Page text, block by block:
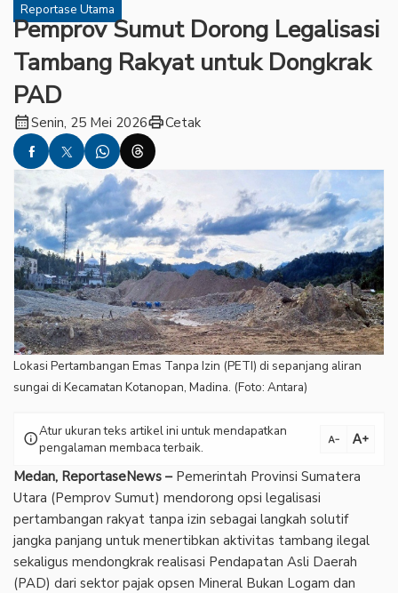
Reportase Utama
Pemprov Sumut Dorong Legalisasi
Tambang Rakyat untuk Dongkrak
PAD
calendar_monthSenin, 25 Mei 2026printCetak
Lokasi Pertambangan Emas Tanpa Izin (PETI) di sepanjang aliran
sungai di Kecamatan Kotanopan, Madina. (Foto: Antara)
infoAtur ukuran teks artikel ini untuk mendapatkan
pengalaman membaca terbaik.
text_decrease text_increase
Medan, ReportaseNews – Pemerintah Provinsi Sumatera
Utara (Pemprov Sumut) mendorong opsi legalisasi
pertambangan rakyat tanpa izin sebagai langkah solutif
jangka panjang untuk menertibkan aktivitas tambang ilegal
sekaligus mendongkrak realisasi Pendapatan Asli Daerah
(PAD) dari sektor pajak opsen Mineral Bukan Logam dan